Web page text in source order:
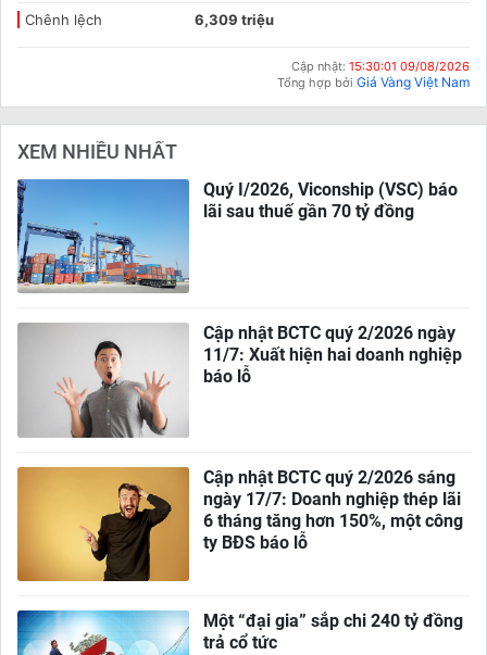
Chênh lệch
6,309 triệu
Cập nhật: 15:30:01 09/08/2026
Tổng hợp bởi Giá Vàng Việt Nam
XEM NHIỀU NHẤT
Quý I/2026, Viconship (VSC) báo
lãi sau thuế gần 70 tỷ đồng
Cập nhật BCTC quý 2/2026 ngày
11/7: Xuất hiện hai doanh nghiệp
báo lỗ
Cập nhật BCTC quý 2/2026 sáng
ngày 17/7: Doanh nghiệp thép lãi
6 tháng tăng hơn 150%, một công
ty BĐS báo lỗ
Một “đại gia” sắp chi 240 tỷ đồng
trả cổ tức